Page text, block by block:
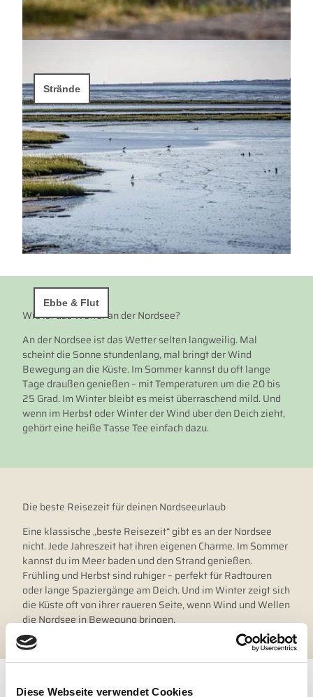
Diese Webseite verwendet Cookies
Strände
Ebbe & Flut
Ebbe & Flut
Wie ist das Wetter an der Nordsee?
An der Nordsee ist das Wetter selten langweilig. Mal
scheint die Sonne stundenlang, mal bringt der Wind
Bewegung an die Küste. Im Sommer kannst du oft lange
Tage draußen genießen – mit Temperaturen um die 20 bis
25 Grad. Im Winter bleibt es meist überraschend mild. Und
wenn im Herbst oder Winter der Wind über den Deich zieht,
gehört eine heiße Tasse Tee einfach dazu.
Die beste Reisezeit für deinen Nordseeurlaub
Eine klassische „beste Reisezeit“ gibt es an der Nordsee
nicht. Jede Jahreszeit hat ihren eigenen Charme. Im Sommer
kannst du im Meer baden und den Strand genießen.
Frühling und Herbst sind ruhiger – perfekt für Radtouren
oder lange Spaziergänge am Deich. Und im Winter zeigt sich
die Küste oft von ihrer raueren Seite, wenn Wind und Wellen
die Nordsee in Bewegung bringen.